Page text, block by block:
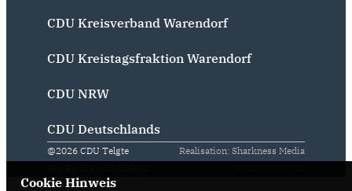
CDU Kreisverband Warendorf
CDU Kreistagsfraktion Warendorf
CDU NRW
CDU Deutschlands
@2026 CDU Telgte
Realisation: Sharkness Media
Cookie Hinweis